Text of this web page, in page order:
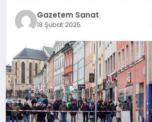
Gazetem Sanat
18 Şubat 2025